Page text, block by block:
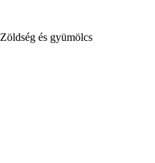
Zöldség és gyümölcs